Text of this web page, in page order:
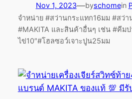
Nov 1, 2023—byschomein
จำหน่าย #สว่านกระแทก16มม #สว่
#MAKITA และสินค้าอื่นๆ เช่น #คีมป
ไข่10″#โฮลซอว์เจาะปูน25มม